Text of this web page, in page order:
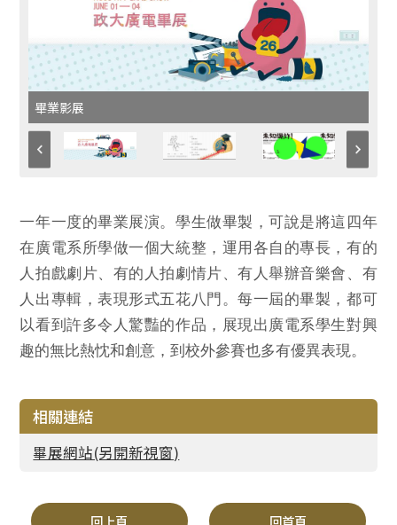
畢業影展
一年一度的畢業展演。學生做畢製，可說是將這四年
在廣電系所學做一個大統整，運用各自的專長，有的
人拍戲劇片、有的人拍劇情片、有人舉辦音樂會、有
人出專輯，表現形式五花八門。每一屆的畢製，都可
以看到許多令人驚豔的作品，展現出廣電系學生對興
趣的無比熱忱和創意，到校外參賽也多有優異表現。
相關連結
畢展網站(另開新視窗)
回上頁 回首頁